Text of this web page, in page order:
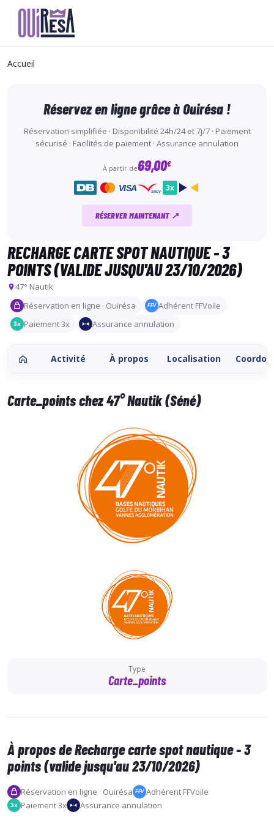
contenu
Accueil
RECHARGE CARTE SPOT NAUTIQUE - 3
POINTS (VALIDE JUSQU'AU 23/10/2026)
47° Nautik
Réservation en ligne · Ouirésa
FFV Adhérent FFVoile
3x Paiement 3x Assurance annulation
Activité À propos Localisation
Carte_points chez 47° Nautik (Séné)
Type
Carte_points
À propos de Recharge carte spot nautique - 3
points (valide jusqu'au 23/10/2026)
Réservation en ligne · Ouirésa FFV Adhérent FFVoile
3x Paiement 3x Assurance annulation
Réservez en ligne grâce à Ouirésa !
Réservation simplifiée · Disponibilité 24h/24 et 7j/7 · Paiement
sécurisé · Facilités de paiement · Assurance annulation
À partir de69,00€
VISA ancv 3x
RÉSERVER MAINTENANT ↗